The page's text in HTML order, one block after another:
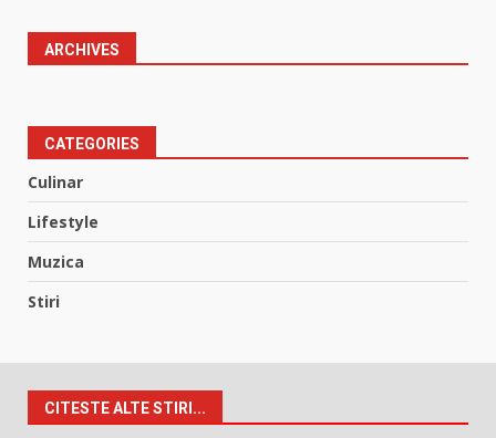
ARCHIVES
CATEGORIES
Culinar
Lifestyle
Muzica
Stiri
CITESTE ALTE STIRI...